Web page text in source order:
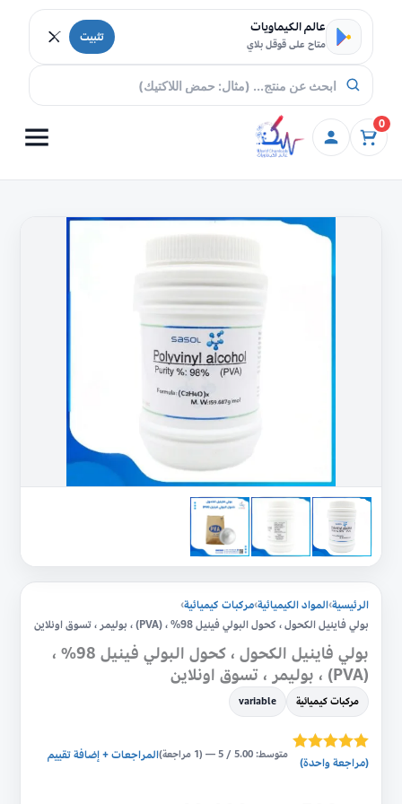
تخطي إلى المحتوى
عالم الكيماويات
متاح على قوقل بلاي تثبيت
0
الرئيسية›المواد الكيميائية›مركبات كيميائية›
بولي فاينيل الكحول ، كحول البولي فينيل 98% ، (PVA) ، بوليمر ، تسوق اونلاين
بولي فاينيل الكحول ، كحول البولي فينيل 98% ،
(PVA) ، بوليمر ، تسوق اونلاين
مركبات كيميائية variable
تم التقييم بـ
(مراجعة واحدة)
متوسط: 5.00 / 5 — (1 مراجعة) المراجعات + إضافة تقييم
،
بوليمر
،
تسوق
اونلاين